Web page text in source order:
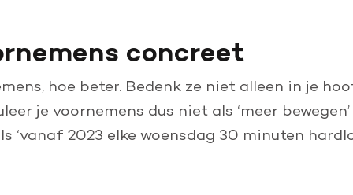
concreet
hoe beter. Bedenk ze niet alleen in je
je voornemens dus niet als ‘meer
‘vanaf 2023 elke woensdag 30 minuten